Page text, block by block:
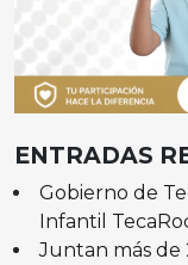
ENTRADAS
Gobierno de
Infantil
Juntan más de